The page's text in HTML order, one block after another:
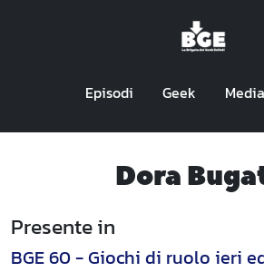
Episodi Geek Media
Dora
Presente in
BGE 60 - Giochi di ruolo ieri